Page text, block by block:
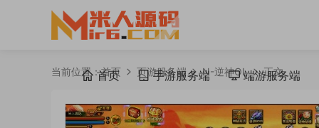
首页 手游服务端 端游服务端
当前位置：首页 页游服务端 N-逆神OL 正文